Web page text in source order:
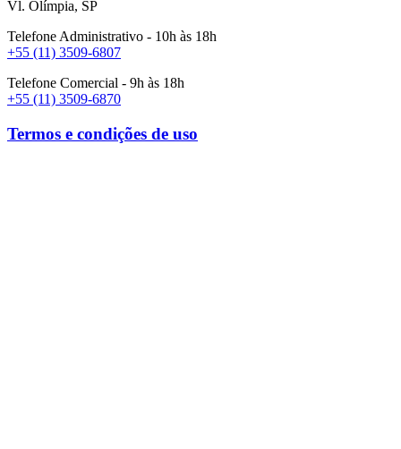
Vl. Olímpia, SP
Telefone Administrativo - 10h às 18h
+55 (11) 3509-6807
Telefone Comercial - 9h às 18h
+55 (11) 3509-6870
Termos e condições de uso